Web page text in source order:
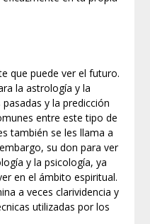
que puede ver el futuro.
la astrología y la
y la predicción
entre este tipo de
también se les llama a
su don para ver
y la psicología, ya
en el ámbito espiritual.
a veces clarividencia y
utilizadas por los